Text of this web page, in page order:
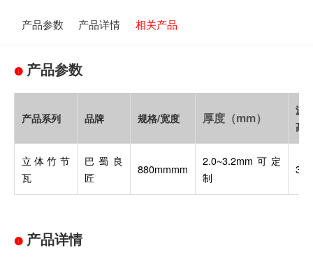
产品参数 产品详情 相关产品
产品参数
产品系列 品牌 规格/宽度 厚度（mm）
波
高
立体竹节
瓦
巴蜀良
匠
880mmmm
2.0~3.2mm可定
制
产品详情